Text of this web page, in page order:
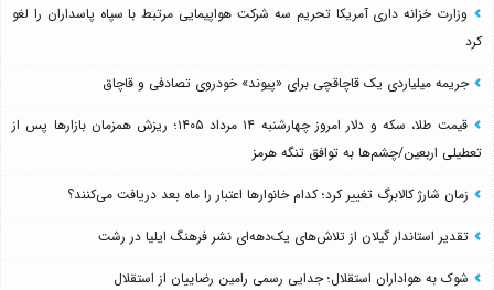
وزارت خزانه داری آمریکا تحریم سه شرکت هواپیمایی مرتبط با سپاه پاسداران را لغو
کرد
جریمه میلیاردی یک قاچاقچی برای «پیوند» خودروی تصادفی و قاچاق
قیمت طلا، سکه و دلار امروز چهارشنبه ۱۴ مرداد ۱۴۰۵؛ ریزش همزمان بازارها پس از
تعطیلی اربعین/چشم‌ها به توافق تنگه هرمز
زمان شارژ کالابرگ تغییر کرد؛ کدام خانوارها اعتبار را ماه بعد دریافت می‌کنند؟
تقدیر استاندار گیلان از تلاش‌های یک‌دهه‌ای نشر فرهنگ ایلیا در رشت
شوک به هواداران استقلال؛ جدایی رسمی رامین رضاییان از استقلال